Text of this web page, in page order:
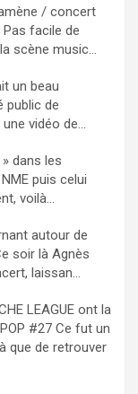
/ concert
Pas facile de
scène music...
un beau
public de
vidéo de...
dans les
puis celui
voilà...
autour de
soir là Agnès
laissan...
LEAGUE ont la
#27 Ce fut un
que de retrouver